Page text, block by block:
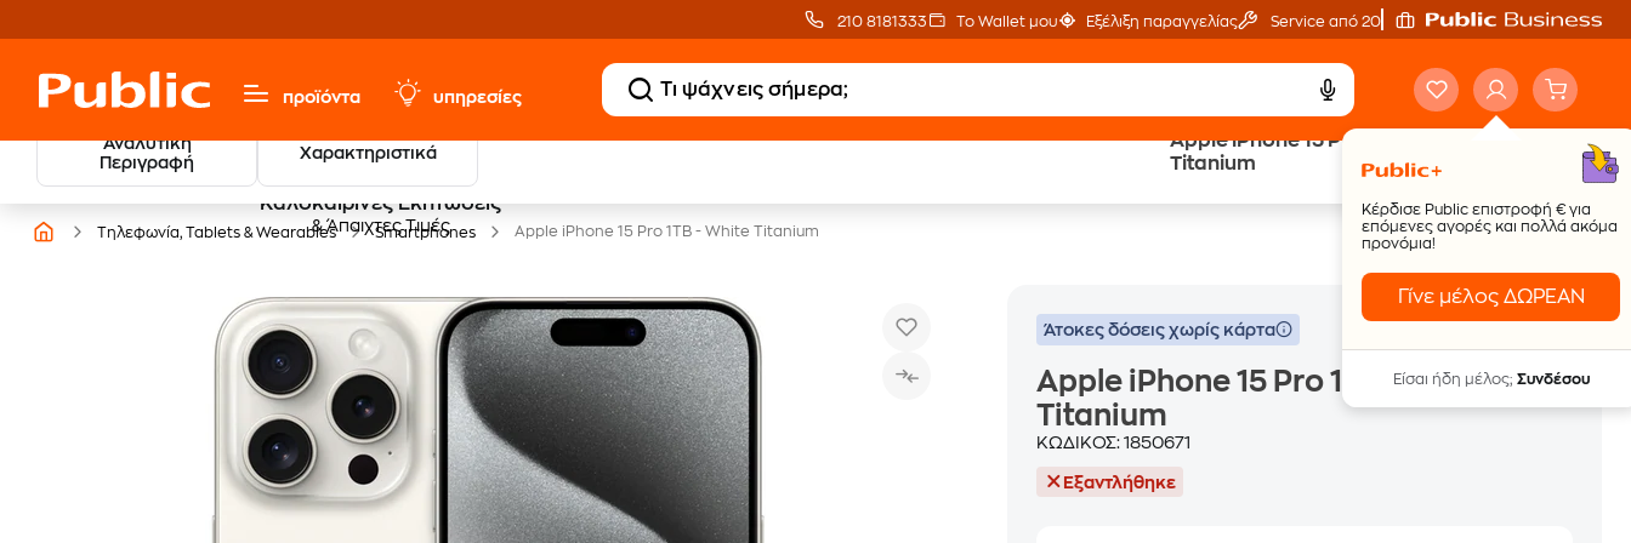
210 8181333 Το Wallet μου Εξέλιξη παραγγελίας Service από 20'
προϊόντα υπηρεσίες
Κέρδισε Public επιστροφή € για
επόμενες αγορές και πολλά ακόμα
προνόμια!
Γίνε μέλος ΔΩΡΕΑΝ
Είσαι ήδη μέλος; Συνδέσου
Αναλυτική
Περιγραφή
Χαρακτηριστικά
Apple iPhone 15 Pro 1TB - White
Titanium
Καλοκαιρινές Εκπτώσεις
& Άπαιχτες Τιμές
Trade & Save
Τηλεφωνία, Tablets & Wearables Smartphones Apple iPhone 15 Pro 1TB - White Titanium
Άτοκες δόσεις χωρίς κάρτα
Apple iPhone 15 Pro 1TB - White
Titanium
ΚΩΔΙΚΟΣ:1850671
Εξαντλήθηκε